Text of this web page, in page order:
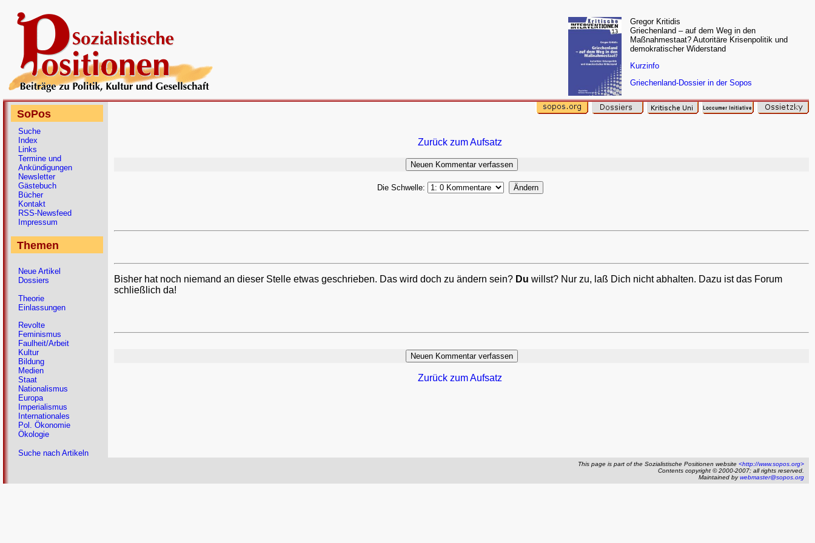
Gregor Kritidis
Griechenland – auf dem Weg in den
Maßnahmestaat? Autoritäre Krisenpolitik und
demokratischer Widerstand
Kurzinfo
Griechenland-Dossier in der Sopos
Zurück zum Aufsatz
Die Schwelle:
Bisher hat noch niemand an dieser Stelle etwas geschrieben. Das wird doch zu ändern sein? Du willst? Nur zu, laß Dich nicht abhalten. Dazu ist das Forum
schließlich da!
Zurück zum Aufsatz
SoPos
Suche
Index
Links
Termine und
Ankündigungen
Newsletter
Gästebuch
Bücher
Kontakt
RSS-Newsfeed
Impressum
Themen
Neue Artikel
Dossiers
Theorie
Einlassungen
Revolte
Feminismus
Faulheit/Arbeit
Kultur
Bildung
Medien
Staat
Nationalismus
Europa
Imperialismus
Internationales
Pol. Ökonomie
Ökologie
Suche nach Artikeln
This page is part of the Sozialistische Positionen website <http://www.sopos.org>
Contents copyright © 2000-2007; all rights reserved.
Maintained bywebmaster@sopos.org